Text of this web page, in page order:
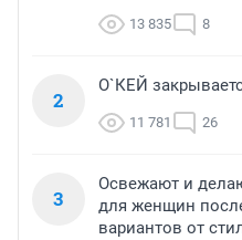
13 835 8
2
О`КЕЙ
11 781 26
3
Освежают и
для женщин
вариантов от